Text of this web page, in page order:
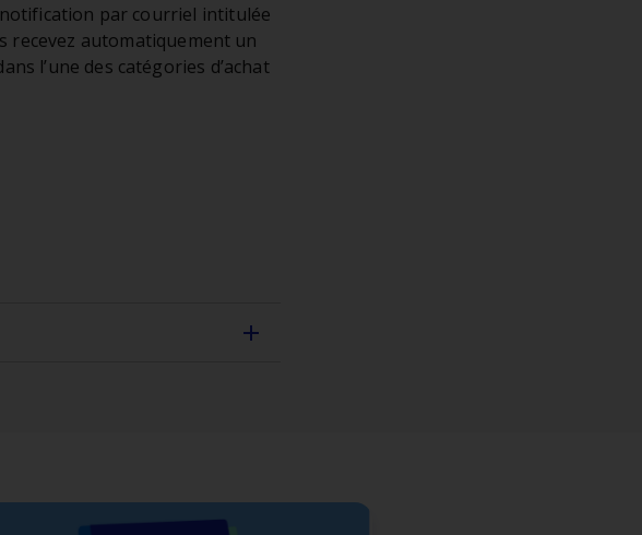
notification par courriel intitulée
recevez automatiquement un
l’une des catégories d’achat